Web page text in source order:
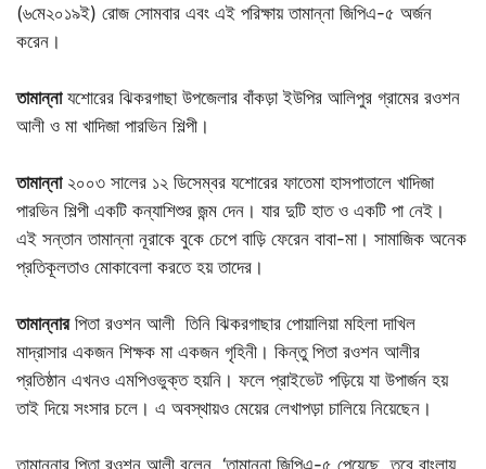
(৬মে২০১৯ই) রোজ সোমবার এবং এই পরিক্ষায় তামান্না জিপিএ-৫ অর্জন
করেন।
তামান্নাযশোরের ঝিকরগাছা উপজেলার বাঁকড়া ইউপির আলিপুর গ্রামের রওশন
আলী ও মা খাদিজা পারভিন শিল্পী।
তামান্না২০০৩ সালের ১২ ডিসেম্বর যশোরের ফাতেমা হাসপাতালে খাদিজা
পারভিন শিল্পী একটি কন্যাশিশুর জন্ম দেন। যার দুটি হাত ও একটি পা নেই।
এই সন্তান তামান্না নূরাকে বুকে চেপে বাড়ি ফেরেন বাবা-মা। সামাজিক অনেক
প্রতিকূলতাও মোকাবেলা করতে হয় তাদের।
তামান্নারপিতা রওশন আলী তিনি ঝিকরগাছার পোয়ালিয়া মহিলা দাখিল
মাদ্রাসার একজন শিক্ষক মা একজন গৃহিনী। কিন্তু পিতা রওশন আলীর
প্রতিষ্ঠান এখনও এমপিওভুক্ত হয়নি। ফলে প্রাইভেট পড়িয়ে যা উপার্জন হয়
তাই দিয়ে সংসার চলে। এ অবস্থায়ও মেয়ের লেখাপড়া চালিয়ে নিয়েছেন।
তামান্নার পিতা রওশন আলী বলেন, ‘তামান্না জিপিএ-৫ পেয়েছে, তবে বাংলায়